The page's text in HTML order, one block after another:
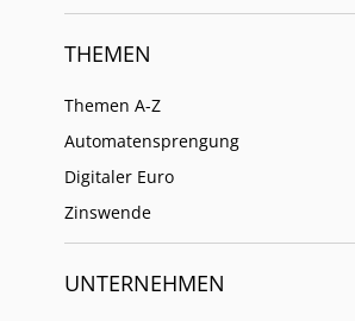
THEMEN
Themen A-Z
Automatensprengung
Digitaler Euro
Zinswende
UNTERNEHMEN